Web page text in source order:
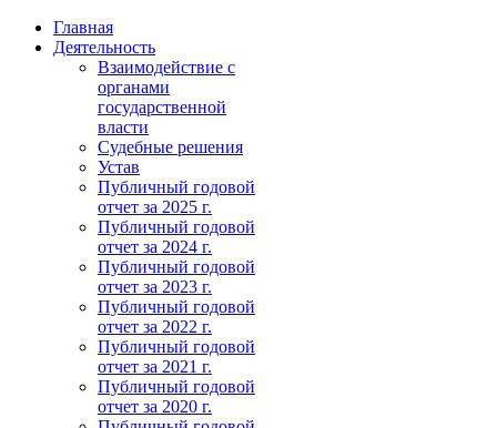
Главная
Деятельность
Взаимодействие с
органами
государственной
власти
Судебные решения
Устав
Публичный годовой
отчет за 2025 г.
Публичный годовой
отчет за 2024 г.
Публичный годовой
отчет за 2023 г.
Публичный годовой
отчет за 2022 г.
Публичный годовой
отчет за 2021 г.
Публичный годовой
отчет за 2020 г.